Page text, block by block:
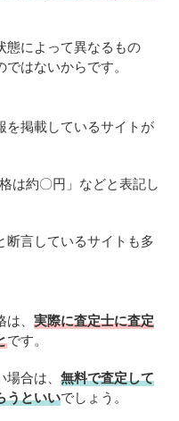
態によって異なるもの
はないからです。
を掲載しているサイトが
は約〇円」などと表記し
断言しているサイトも多
、 実際に査定士に査定
です。
合は、 無料で査定して
うといいでしょう。